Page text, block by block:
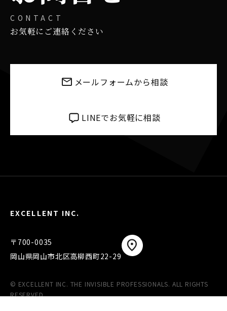
CONTACT
お気軽にご連絡ください
メールフォームから相談
LINEでお気軽に相談
EXCELLENT INC.
〒700-0035
岡山県岡山市北区高柳西町22-29
© EXCELLENT INC. THE INVISIBLE PROFESSIONALS. ALL RIGHTS
RESERVED.